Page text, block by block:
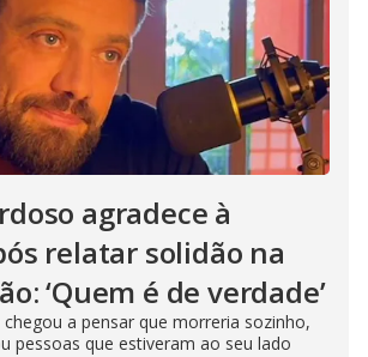
agradece à
relatar solidão na
‘Quem é de verdade’
a pensar que morreria sozinho,
pessoas que estiveram ao seu lado